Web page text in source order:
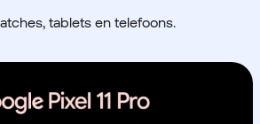
tablets en telefoons.